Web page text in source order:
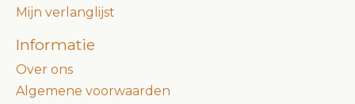
Mijn verlanglijst
Informatie
Over ons
Algemene voorwaarden